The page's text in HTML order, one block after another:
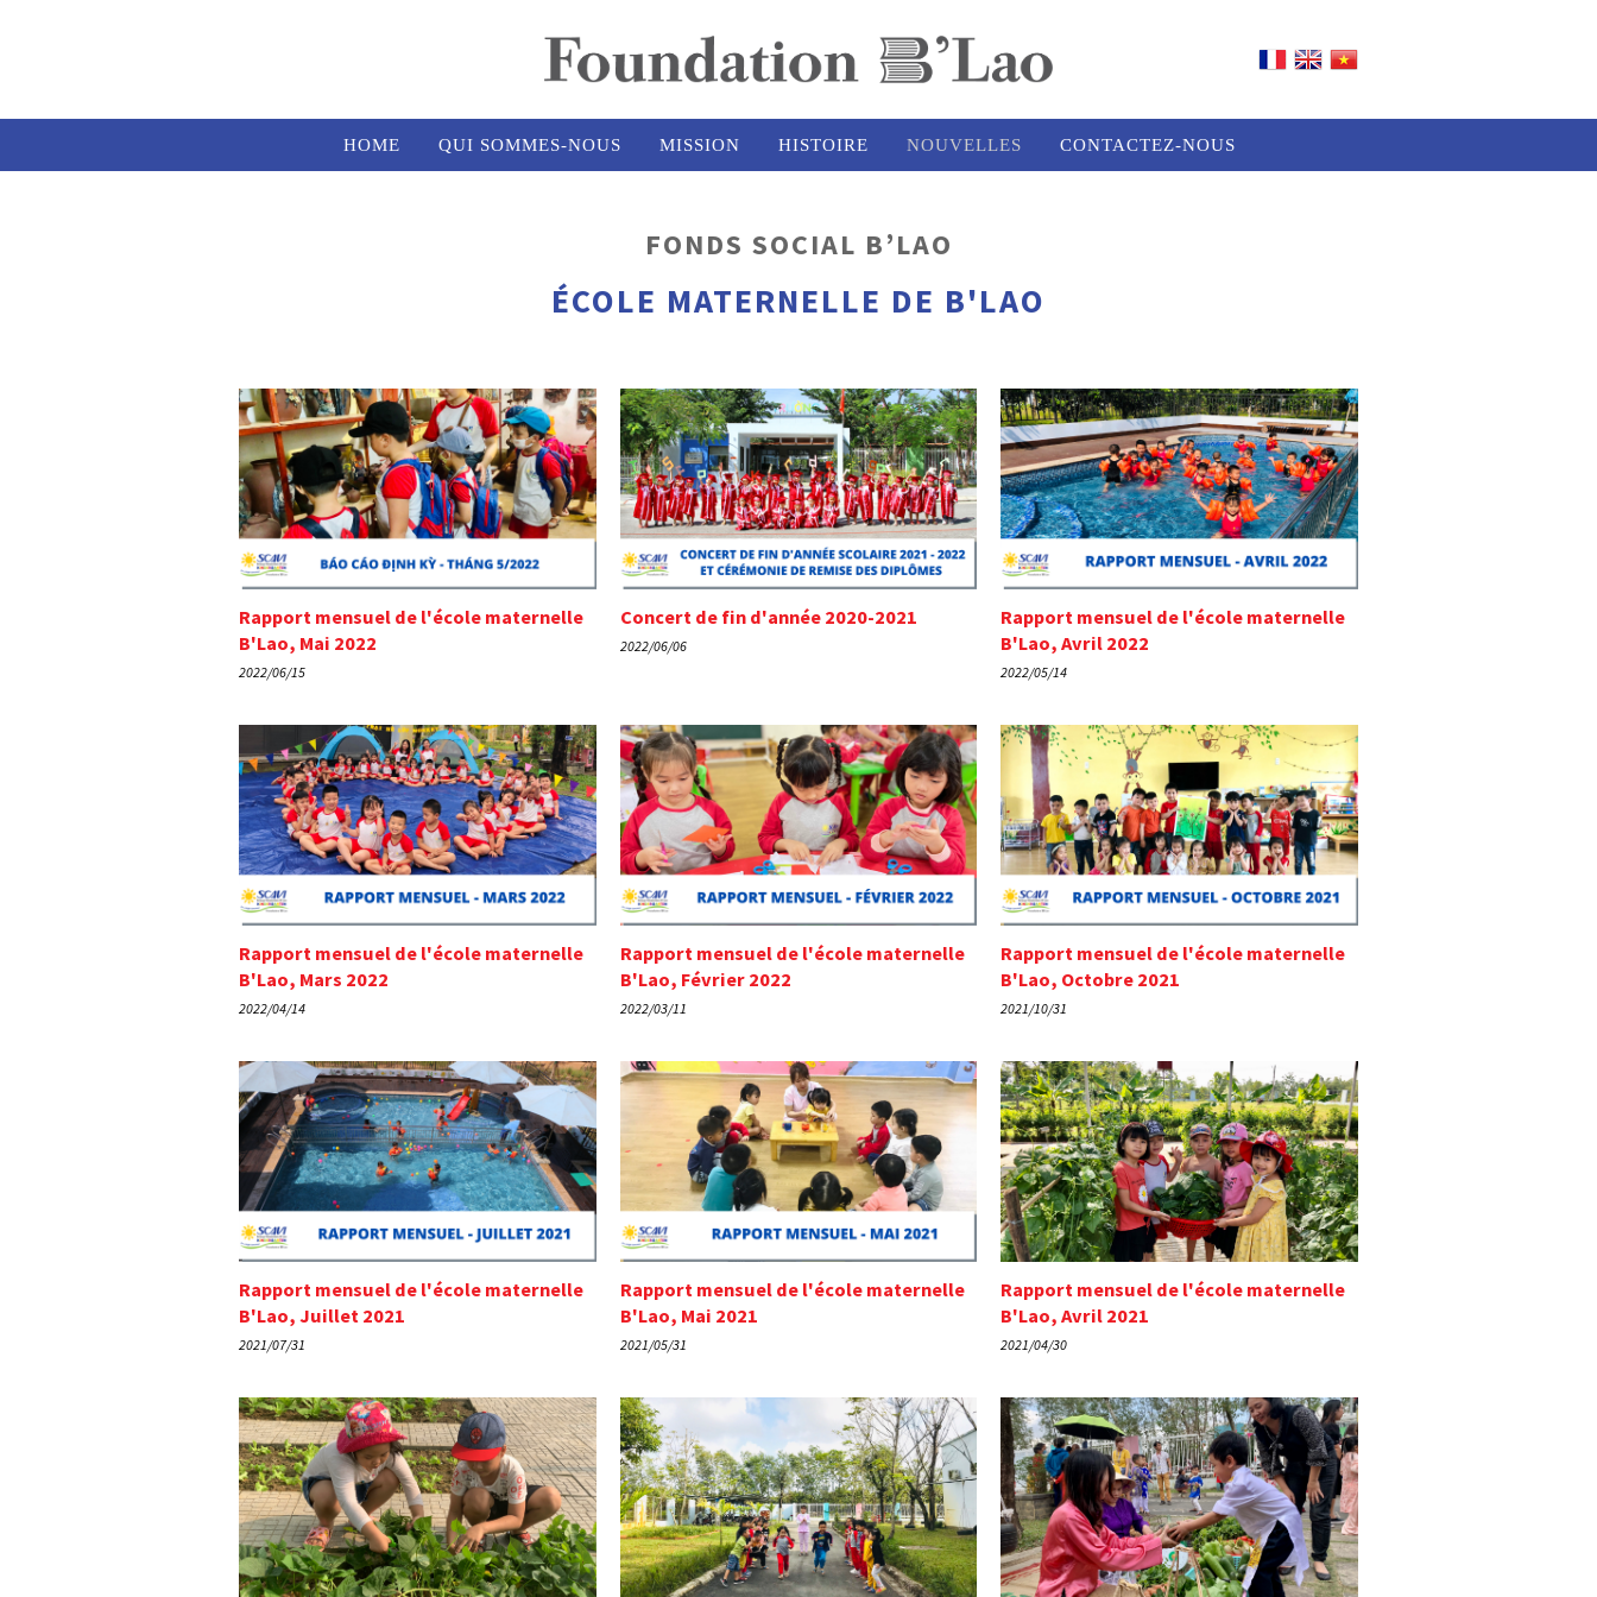
HOME QUI SOMMES-NOUS MISSION HISTOIRE NOUVELLES CONTACTEZ-NOUS
FONDS SOCIAL B’LAO
ÉCOLE MATERNELLE DE B'LAO
Rapport mensuel de l'école maternelle
B'Lao, Mai 2022
2022/06/15
Concert de fin d'année 2020-2021
2022/06/06
Rapport mensuel de l'école maternelle
B'Lao, Avril 2022
2022/05/14
Rapport mensuel de l'école maternelle
B'Lao, Mars 2022
2022/04/14
Rapport mensuel de l'école maternelle
B'Lao, Février 2022
2022/03/11
Rapport mensuel de l'école maternelle
B'Lao, Octobre 2021
2021/10/31
Rapport mensuel de l'école maternelle
B'Lao, Juillet 2021
2021/07/31
Rapport mensuel de l'école maternelle
B'Lao, Mai 2021
2021/05/31
Rapport mensuel de l'école maternelle
B'Lao, Avril 2021
2021/04/30